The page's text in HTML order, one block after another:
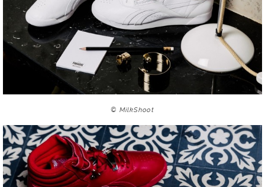
© MilkShoot